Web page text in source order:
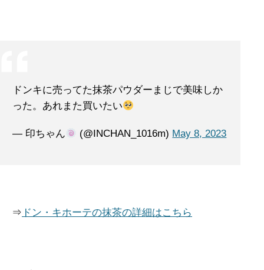
ドンキに売ってた抹茶パウダーまじで美味しか
った。あれまた買いたい
— 印ちゃん (@INCHAN_1016m) May 8, 2023
⇒ ドン・キホーテの抹茶の詳細はこちら